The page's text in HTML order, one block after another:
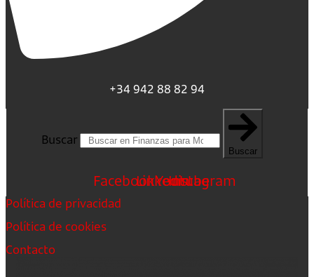
+34 942 88 82 94
Buscar
Buscar
FacebookLinkedin
Youtube
Instagram
Política de privacidad
Política de cookies
Contacto